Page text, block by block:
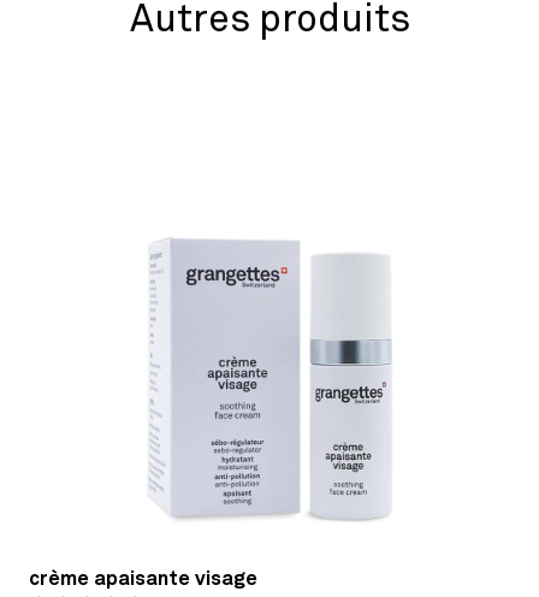
Autres produits
crème apaisante visage